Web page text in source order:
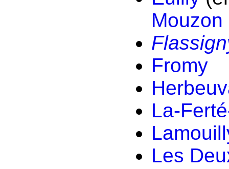
Mouzon
Fromy
La-
Les